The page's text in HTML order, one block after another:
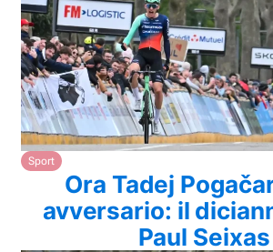
Sport
Ora Tadej
avversario: il
Paul Seixas